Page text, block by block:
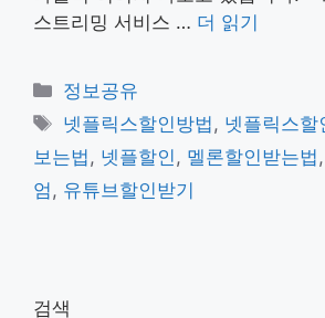
스트리밍 서비스 … 더 읽기
카
테
리
정보공유
태
그
넷플릭스할인방법, 넷플릭스할
보는법, 넷플할인, 멜론할인받는법,
엄, 유튜브할인받기
검색